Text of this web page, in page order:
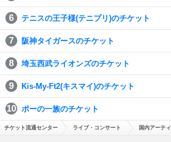
テニスの王子様(テニプリ)のチケット
阪神タイガースのチケット
埼玉西武ライオンズのチケット
Kis-My-Ft2(キスマイ)のチケット
ポーの一族のチケット
チケット流通センター ライブ・コンサート 国内アーテ